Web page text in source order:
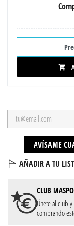

AVÍSAME
AÑADIR A TU
CLUB
Únete al club
comprando